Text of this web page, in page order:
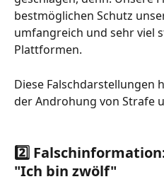
bestmöglichen Schutz
umfangreich und sehr viel
Plattformen.
Diese Falschdarstellungen
der Androhung von Strafe
2️⃣
"Ich bin zwölf"